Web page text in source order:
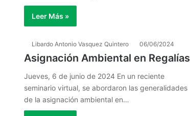
Leer Más »
Libardo Antonio Vasquez Quintero 06/06/2024
Asignación Ambiental en Regalías
Jueves, 6 de junio de 2024 En un reciente
seminario virtual, se abordaron las generalidades
de la asignación ambiental en…